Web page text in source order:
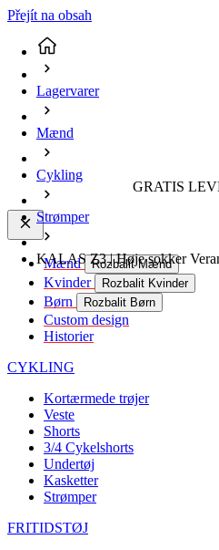
Přejít na obsah
GRATIS
Mænd Rozbalit Mænd
Kvinder Rozbalit Kvinder
Børn Rozbalit Børn
Custom design
Historier
CYKLING
Kortærmede trøjer
Veste
Shorts
3/4 Cykelshorts
Undertøj
Kasketter
Strømper
FRITIDSTØJ
Lagervarer
Mænd
Cykling
Strømper
KALAS Z3 | Høje sokker